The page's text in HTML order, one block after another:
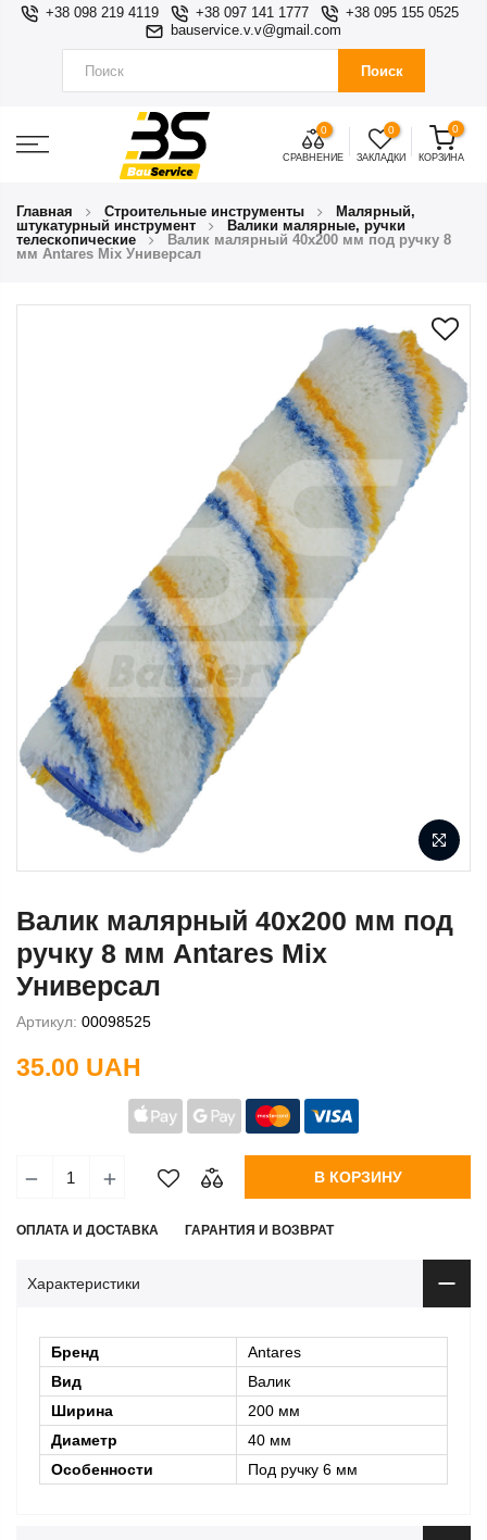
+38 098 219 4119 +38 097 141 1777
+38 095 155 0525
bauservice.v.v@gmail.com
Поиск
0
СРАВНЕНИЕ
0
ЗАКЛАДКИ
0
КОРЗИНА
Главная Строительные инструменты
Малярный,
штукатурный инструмент
Валики малярные, ручки
телескопические
Валик малярный 40х200 мм под ручку 8
мм Antares Mix Универсал
Валик малярный 40х200 мм под
ручку 8 мм Antares Mix
Универсал
Артикул: 00098525
35.00 UAH
В КОРЗИНУ
ОПЛАТА И ДОСТАВКА ГАРАНТИЯ И ВОЗВРАТ
Характеристики
Бренд
Antares
Вид
Валик
Ширина
200 мм
Диаметр
40 мм
Особенности
Под ручку 6 мм